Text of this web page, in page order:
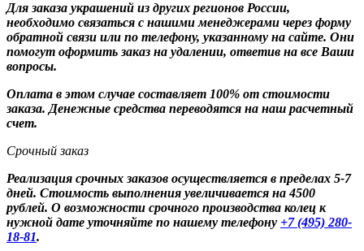
Для заказа украшений из других регионов России,
необходимо связаться с нашими менеджерами через форму
обратной связи или по телефону, указанному на сайте. Они
помогут оформить заказ на удалении, ответив на все Ваши
вопросы.
Оплата в этом случае составляет 100% от стоимости
заказа. Денежные средства переводятся на наш расчетный
счет.
Срочный заказ
Реализация срочных заказов осуществляется в пределах 5-7
дней. Стоимость выполнения увеличивается на 4500
рублей. О возможности срочного производства колец к
нужной дате уточняйте по нашему телефону +7 (495) 280-
18-81.